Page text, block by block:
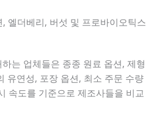
엘더베리, 버섯 및 프로바이오틱스
는 업체들은 종종 원료 옵션, 제형
유연성, 포장 옵션, 최소 주문 수량
속도를 기준으로 제조사들을 비교